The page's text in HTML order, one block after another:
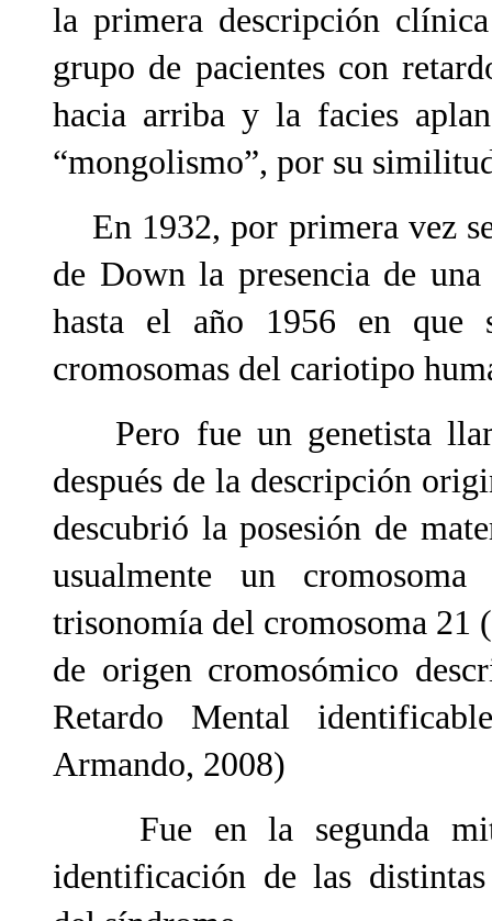
la primera descripción
grupo de pacientes con
hacia arriba y la facies
“mongolismo”, por su
En 1932, por primera vez
de Down la presencia de
hasta el año 1956 en que
cromosomas del cariotipo
Pero fue un genetista
después de la descripción
descubrió la posesión de
usualmente un
trisonomía del cromosoma 21
de origen cromosómico
Retardo Mental
Armando, 2008)
Fue en la segunda
identificación de las distintas